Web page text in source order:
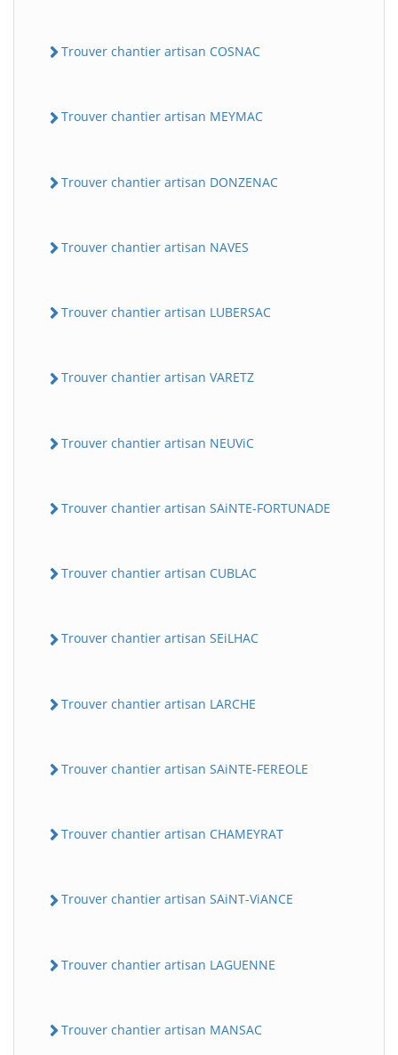
Trouver chantier artisan COSNAC
Trouver chantier artisan MEYMAC
Trouver chantier artisan DONZENAC
Trouver chantier artisan NAVES
Trouver chantier artisan LUBERSAC
Trouver chantier artisan VARETZ
Trouver chantier artisan NEUViC
Trouver chantier artisan SAiNTE-FORTUNADE
Trouver chantier artisan CUBLAC
Trouver chantier artisan SEiLHAC
Trouver chantier artisan LARCHE
Trouver chantier artisan SAiNTE-FEREOLE
Trouver chantier artisan CHAMEYRAT
Trouver chantier artisan SAiNT-ViANCE
Trouver chantier artisan LAGUENNE
Trouver chantier artisan MANSAC